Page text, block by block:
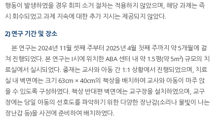
행동이 발생하였을 경우 회피 소거 절차는 적용하지 않았으며, 해당 과제는 즉
시 회수되었고 과제 지속에 대한 추가 지시는 제공되지 않았다.
2) 연구 기간 및 장소
본 연구는 2024년 11월 셋째 주부터 2025년 4월 첫째 주까지 약 5개월에 걸
쳐 진행되었다. 본 연구는 I시에 위치한 ABA 센터 내 약 1.5평(약 5m²) 규모의 치
료실에서 실시되었다. 중재는 교사와 아동 간 1:1 상황에서 진행되었으며, 치료
실 내 벽면에는 크기 63cm × 40cm의 책상을 배치하여 교사와 아동이 마주 앉
을 수 있도록 구성하였다. 책상 반대편 벽면에는 교구장을 설치하였으며, 교구
장에는 당일 아동의 선호도를 파악하기 위한 다양한 장난감(소리나 불빛이 나는
장난감 등)을 사전에 준비하여 배치하였다.